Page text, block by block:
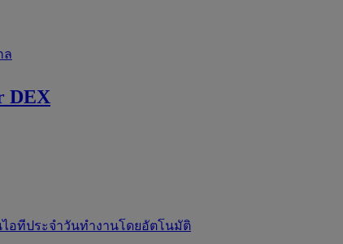
ล
DEX
อทีประจำวันทำงานโดยอัตโนมัติ